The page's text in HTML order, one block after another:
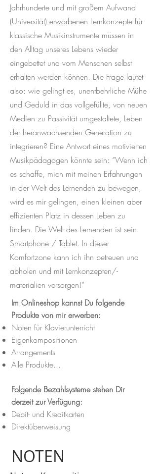
Jahrhunderte und mit großem Aufwand
(Universität) erworbenen Lernkonzepte für
klassische Musikinstrumente müssen in
den Alltag unseres Lebens wieder
eingebettet und vom Menschen selbst
erhalten werden können. Die Frage lautet
also: wie gelingt es, unentbehrliche Mühe
und Geduld in das vollgefüllte, von neuen
Medien zu Passivität umgestaltete, Leben
der heranwachsenden Generation zu
integrieren? Eine Antwort eines motivierten
Musikpädagogen könnte sein: “Wenn ich
es schaffe, mich mit meinen Erfahrungen
in der Welt des Lernenden zu bewegen,
wird es mir gelingen, einen kleinen aber
effizienten Platz in dessen Leben zu
finden. Die Welt des Lernenden ist sein
Smartphone / Tablet. In dieser
Komfortzone kann ich ihn betreuen und
abholen und mit Lernkonzepten/-
materialien versorgen!”
Im Onlineshop kannst Du folgende
Produkte von mir erwerben:
Noten für Klavierunterricht
Eigenkompositionen
Arrangements
Alle Produkte...
Folgende Bezahlsysteme stehen Dir
derzeit zur Verfügung:
Debit- und Kreditkarten
Direktüberweisung
NOTEN